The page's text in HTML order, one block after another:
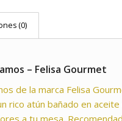
(0)
– Felisa Gourmet
de la marca Felisa
rico atún bañado en